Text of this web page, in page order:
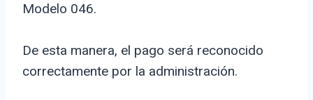
Modelo 046.
De esta manera, el pago será reconocido
correctamente por la administración.